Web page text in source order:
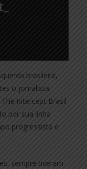
brasileira,
o jornalista
Intercept Brasil
por sua linha
progressista e
sempre tiveram